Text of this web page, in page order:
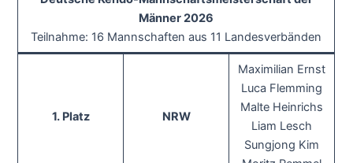
Männer 2026
Teilnahme: 16 Mannschaften aus 11 Landesverbänden
1. Platz NRW
Maximilian Ernst
Luca Flemming
Malte Heinrichs
Liam Lesch
Sungjong Kim